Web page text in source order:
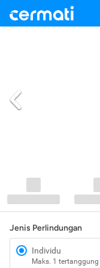
Jenis Perlindungan
Individu
Maks. 1 tertanggung